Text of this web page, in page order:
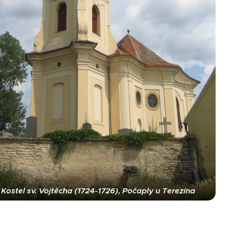
Kostel sv. Vojtěcha (1724-1726), Počaply u Terezína